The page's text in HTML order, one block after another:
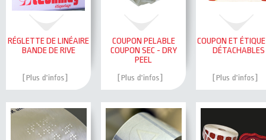
RÉGLETTE DE LINÉAIRE
BANDE DE RIVE
COUPON PELABLE
COUPON SEC - DRY
PEEL
COUPON ET
DÉTACHABLES